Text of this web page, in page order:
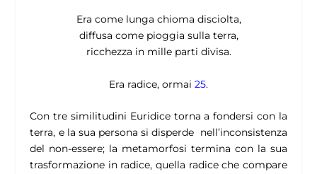
Era come lunga chioma disciolta,
diffusa come pioggia sulla terra,
ricchezza in mille parti divisa.
Era radice, ormai 25.
Con tre similitudini Euridice torna a fondersi con la
terra, e la sua persona si disperde nell’inconsistenza
del non-essere; la metamorfosi termina con la sua
trasformazione in radice, quella radice che compare